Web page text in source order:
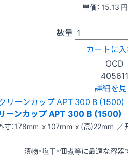
単価： 15.13
数量
カートに
OCD
405611
詳細を
ーンカップ APT 300 B (1500)
寸：178mm x 107mm x (高)22mm ／
漬物・塩干・佃煮等に最適な容器